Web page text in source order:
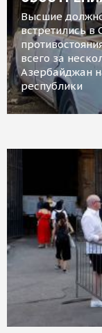
Высшие
встретились в
всего за
Азербайджан
республики